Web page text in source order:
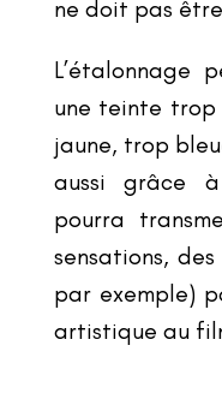
ne doit pas
L’étalonnage
une teinte trop
jaune, trop
aussi grâce
pourra
sensations,
par exemple)
artistique au